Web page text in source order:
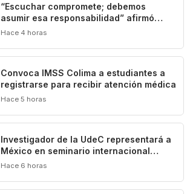
“Escuchar compromete; debemos
asumir esa responsabilidad” afirmó
Mely Romero
Hace 4 horas
Convoca IMSS Colima a estudiantes a
registrarse para recibir atención médica
Hace 5 horas
Investigador de la UdeC representará a
México en seminario internacional
sobre agua, medio ambiente y geotecnia
Hace 6 horas